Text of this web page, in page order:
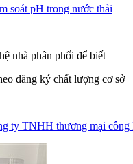
soát pH trong nước thải
nhà phân phối để biết
đăng ký chất lượng cơ sở
ty TNHH thương mại